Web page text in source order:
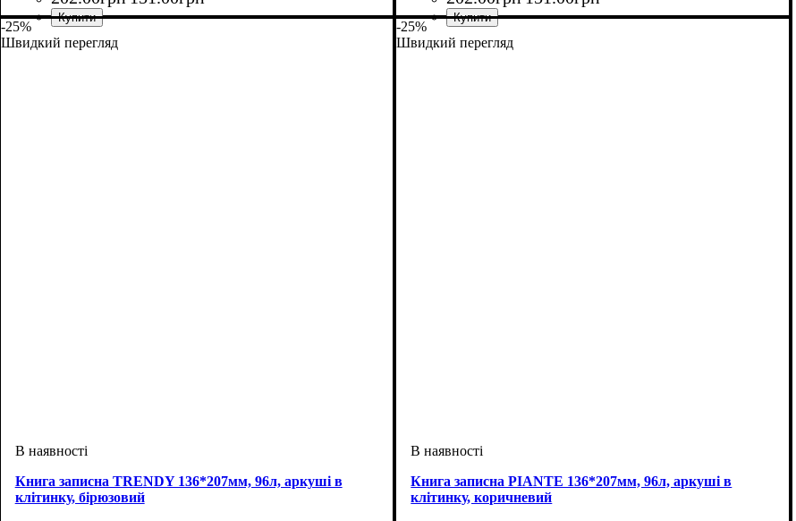
-25%
Швидкий перегляд
Книга записна TRENDY 136*207мм, 96л, аркуші в
клітинку, бірюзовий
-25%
Швидкий перегляд
Книга записна PIANTE 136*207мм, 96л, аркуші в
клітинку, коричневий